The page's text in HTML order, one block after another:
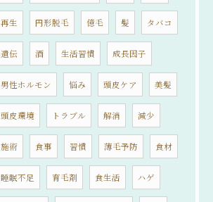
再生 円形脱毛 億毛 髪 タバコ
遺伝 酒 生活習慣 成長因子
男性ホルモン 悩み 頭皮ケア 美髪
頭皮環境 トラブル 解消 減少
施術 食事 習慣 薄毛予防 食材
睡眠不足 育毛剤 食生活 ハゲ